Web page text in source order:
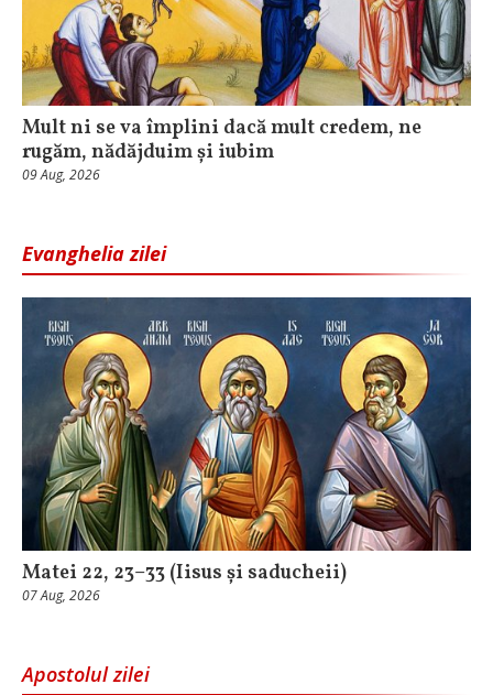
Mult ni se va împlini dacă mult credem, ne
rugăm, nădăjduim și iubim
09 Aug, 2026
Evanghelia zilei
Matei 22, 23–33 (Iisus și saducheii)
07 Aug, 2026
Apostolul zilei